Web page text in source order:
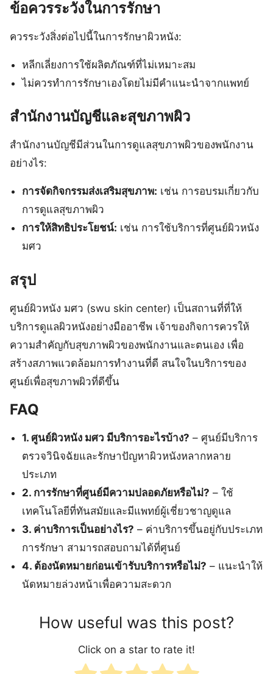
ข้อควรระวังในการรักษา
ควรระวังสิ่งต่อไปนี้ในการรักษาผิวหนัง:
หลีกเลี่ยงการใช้ผลิตภัณฑ์ที่ไม่เหมาะสม
ไม่ควรทำการรักษาเองโดยไม่มีคำแนะนำจากแพทย์
สำนักงานบัญชีและสุขภาพผิว
สำนักงานบัญชีมีส่วนในการดูแลสุขภาพผิวของพนักงาน
อย่างไร:
การจัดกิจกรรมส่งเสริมสุขภาพ: เช่น การอบรมเกี่ยวกับ
การดูแลสุขภาพผิว
การให้สิทธิประโยชน์: เช่น การใช้บริการที่ศูนย์ผิวหนัง
มศว
สรุป
ศูนย์ผิวหนัง มศว (swu skin center) เป็นสถานที่ที่ให้
บริการดูแลผิวหนังอย่างมืออาชีพ เจ้าของกิจการควรให้
ความสำคัญกับสุขภาพผิวของพนักงานและตนเอง เพื่อ
สร้างสภาพแวดล้อมการทำงานที่ดี สนใจในบริการของ
ศูนย์เพื่อสุขภาพผิวที่ดีขึ้น
FAQ
1. ศูนย์ผิวหนัง มศว มีบริการอะไรบ้าง? – ศูนย์มีบริการ
ตรวจวินิจฉัยและรักษาปัญหาผิวหนังหลากหลาย
ประเภท
2. การรักษาที่ศูนย์มีความปลอดภัยหรือไม่? – ใช้
เทคโนโลยีที่ทันสมัยและมีแพทย์ผู้เชี่ยวชาญดูแล
3. ค่าบริการเป็นอย่างไร? – ค่าบริการขึ้นอยู่กับประเภท
การรักษา สามารถสอบถามได้ที่ศูนย์
4. ต้องนัดหมายก่อนเข้ารับบริการหรือไม่? – แนะนำให้
นัดหมายล่วงหน้าเพื่อความสะดวก
How useful was this post?
Click on a star to rate it!